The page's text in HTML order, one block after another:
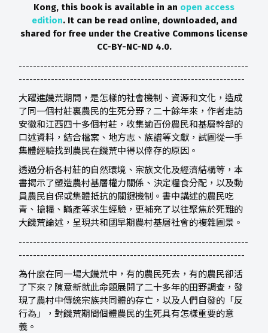
Kong, this book is available in an open access
edition. It can be read online, downloaded, and
shared for free under the Creative Commons license
CC-BY-NC-ND 4.0.
----------------------------------------------------------------
---------------------------------------------------------------
大躍進饑荒期間，是怎樣的社會機制、資源和文化，造成
了同一個村莊裏農民的生死分野？二十餘年來，作者走訪
安徽和江西四十多個村莊，收集逾百份農民和基層幹部的
口述資料，結合檔案、地方志、族譜等文獻，試圖從一手
集體經驗找到農民在饑荒中得以倖存的原因。
透過分析各村莊的自然環境、宗族文化及經濟結構等，本
書揭示了塑造農村基層權力關係、決定糧食分配，以及動
員農民自保或集體抵抗的關鍵機制。書中講述的農民吃
青、搶糧、瞞產等求生經驗，更補充了以往聚焦於死難的
大饑荒論述，呈現共和國早期農村基層社會的複雜圖景。
----------------------------------------------------------------
---------------------------------------------------------------
為什麼在同一場大饑荒中，有的農民死去，有的農民卻活
了下來？陳意新就此命題展開了二十多年的田野調查，發
現了農村中傳統宗族共同體的存亡，以及人們自發的「反
行為」，對饑荒期間個體農民的生死具有怎樣重要的意
義。